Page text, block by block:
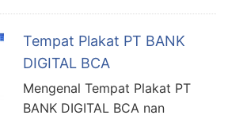
Tempat Plakat PT BANK
DIGITAL BCA
Mengenal Tempat Plakat PT
BANK DIGITAL BCA nan